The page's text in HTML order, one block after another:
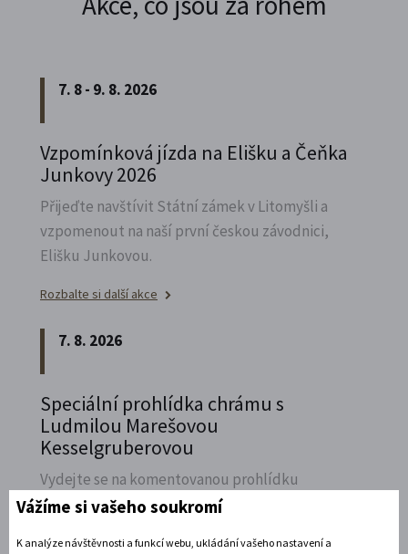
7. 8 - 9. 8. 2026
Vzpomínková jízda na Elišku a Čeňka
Junkovy 2026
Přijeďte navštívit Státní zámek v Litomyšli a
vzpomenout na naší první českou závodnici,
Elišku Junkovou.
Rozbalte si další akce
7. 8. 2026
Speciální prohlídka chrámu s
Ludmilou Marešovou
Kesselgruberovou
Vydejte se na komentovanou prohlídku
piaristického chrámu Nalezení sv.
Vážíme si vašeho soukromí
K analýze návštěvnosti a funkcí webu, ukládání vašeho nastavení a